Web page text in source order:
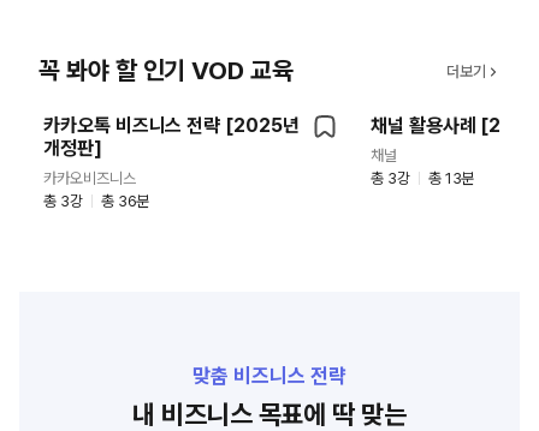
꼭 봐야 할 인기 VOD 교육
상세보기
카카오톡 비즈니스 전략 [2025년
개정판]
카카오비즈니스
총 3강
총 36분
채널 활용사례
채널
총 3강
총 13분
더보기
맞춤 비즈니스 전략
내 비즈니스 목표에 딱 맞는